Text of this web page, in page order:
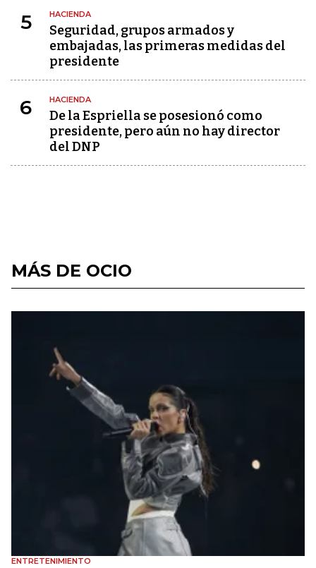
5 HACIENDA
Seguridad, grupos armados y
embajadas, las primeras medidas del
presidente
6 HACIENDA
De la Espriella se posesionó como
presidente, pero aún no hay director
del DNP
MÁS DE OCIO
ENTRETENIMIENTO